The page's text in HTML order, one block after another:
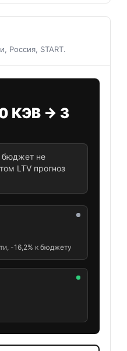
, Россия, START.
КЭВ → 3
не
LTV прогноз
-16,2% к бюджету